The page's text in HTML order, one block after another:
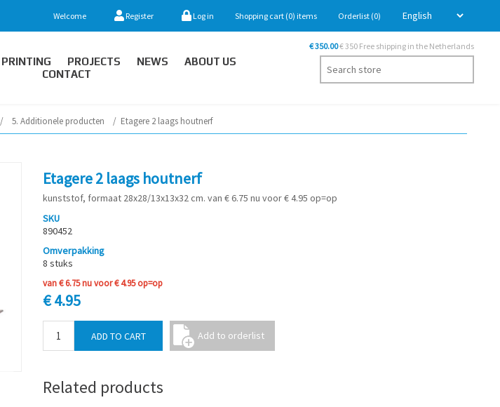
Welcome Register Log in Shopping cart (0) items Orderlist (0)
PRINTING PROJECTS NEWS
ABOUT US
CONTACT
€ 350.00€ 350 Free shipping in the Netherlands
/ 5. Additionele producten / Etagere 2 laags houtnerf
Etagere 2 laags houtnerf
kunststof, formaat 28x28/13x13x32 cm. van € 6.75 nu voor € 4.95 op=op
SKU
890452
Omverpakking
8 stuks
van € 6.75 nu voor € 4.95 op=op
€ 4.95
Related products